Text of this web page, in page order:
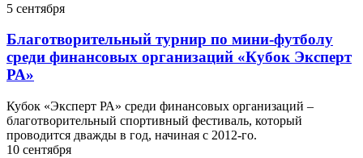
5 сентября
Благотворительный турнир по мини-футболу
среди финансовых организаций «Кубок Эксперт
РА»
Кубок «Эксперт РА» среди финансовых организаций –
благотворительный спортивный фестиваль, который
проводится дважды в год, начиная с 2012-го.
10 сентября